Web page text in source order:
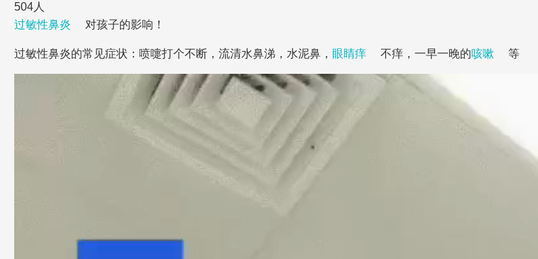
504人
过敏性鼻炎
对孩子的影响！
过敏性鼻炎的常见症状：喷嚏打个不断，流清水鼻涕，水泥鼻， 眼睛痒 不痒，一早一晚的咳嗽 等